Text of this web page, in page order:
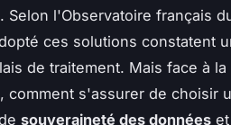
Selon l'Observatoire français
ces solutions constatent
de traitement. Mais face à
comment s'assurer de choisir
souveraineté des données